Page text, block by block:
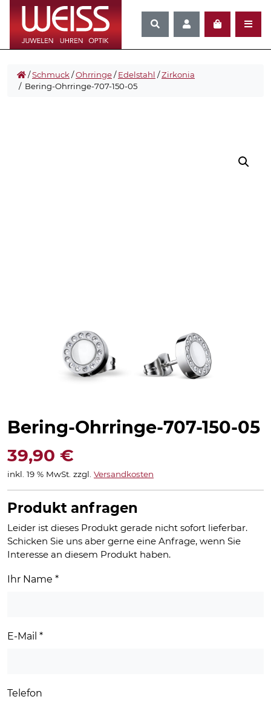
/Schmuck/Ohrringe/Edelstahl /Zirkonia
/ Bering-Ohrringe-707-150-05
Bering-Ohrringe-707-150-05
39,90 €
inkl. 19 % MwSt. zzgl. Versandkosten
Produkt anfragen
Leider ist dieses Produkt gerade nicht sofort lieferbar.
Schicken Sie uns aber gerne eine Anfrage, wenn Sie
Interesse an diesem Produkt haben.
Ihr Name *
E-Mail *
Telefon